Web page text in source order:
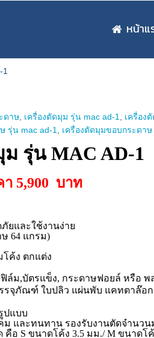
หน้าแ
ดาษ เครื่องตัดมุม รุ่น mac ad-1 เครื่อง
รุ่น mac ad-1 เครื่องตัดมุมขอบกระดาษ
รุ่น MAC AD-1
า 5,900 บาท
ยและใช้งานง่าย
64 แกรม)
ค้ง ตกแต่ง
ล์ม,บัตรแข็ง, กระดาษฟอยล์ หรือ พ
จุภัณฑ์ ใบปลิว แผ่นพับ แคทตาล๊อก
ปแบบ
ม และทนทาน รองรับงานตัดจำนวน
อ S ขนาดโค้ง 3.5 มม./ M ขนาดโ